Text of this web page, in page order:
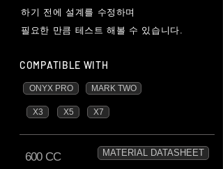
하기 전에 설계를 수정하며
필요한 만큼 테스트 해볼 수 있습니다.
COMPATIBLE WITH
ONYX PRO MARK TWO
X3 X5 X7
600 CC MATERIAL DATASHEET